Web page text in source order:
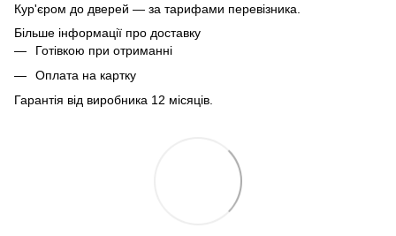
Кур'єром до дверей — за тарифами перевізника.
Більше інформації про доставку
Готівкою при отриманні
Оплата на картку
Гарантія від виробника 12 місяців.